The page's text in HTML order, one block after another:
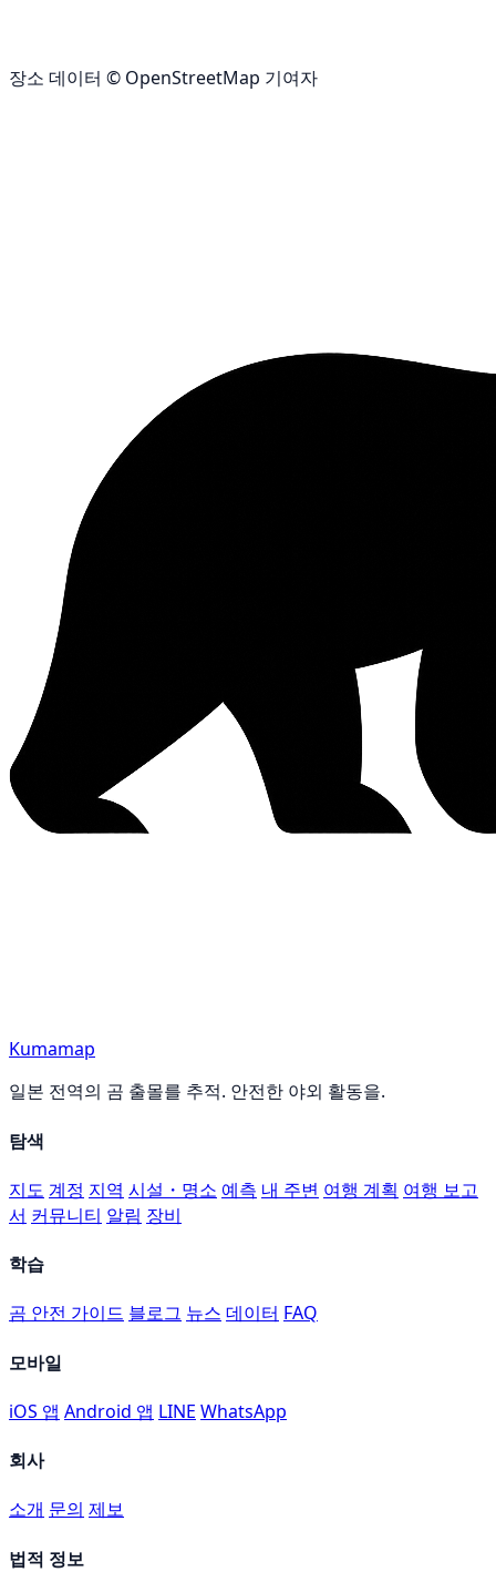
장소 데이터 © OpenStreetMap 기여자
Kumamap
일본 전역의 곰 출몰를 추적. 안전한 야외 활동을.
탐색
지도 계정 지역 시설・명소 예측 내 주변 여행 계획 여행 보고
서 커뮤니티 알림 장비
학습
곰 안전 가이드 블로그 뉴스 데이터 FAQ
모바일
iOS 앱 Android 앱 LINE WhatsApp
회사
소개 문의 제보
법적 정보